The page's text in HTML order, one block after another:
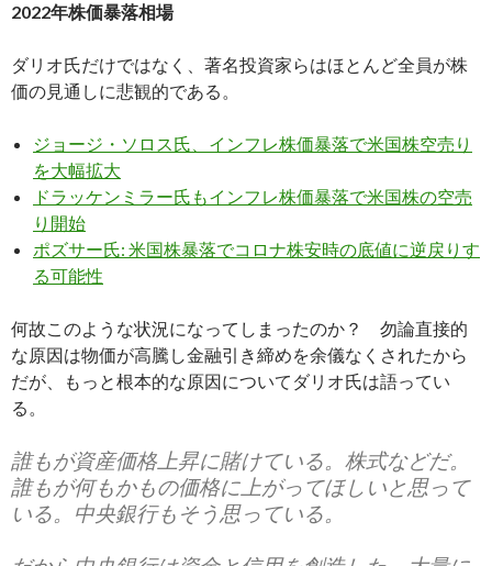
2022年株価暴落相場
ダリオ氏だけではなく、著名投資家らはほとんど全員が株
価の見通しに悲観的である。
ジョージ・ソロス氏、インフレ株価暴落で米国株空売り
を大幅拡大
ドラッケンミラー氏もインフレ株価暴落で米国株の空売
り開始
ポズサー氏: 米国株暴落でコロナ株安時の底値に逆戻りす
る可能性
何故このような状況になってしまったのか？ 勿論直接的
な原因は物価が高騰し金融引き締めを余儀なくされたから
だが、もっと根本的な原因についてダリオ氏は語ってい
る。
誰もが資産価格上昇に賭けている。株式などだ。
誰もが何もかもの価格に上がってほしいと思って
いる。中央銀行もそう思っている。